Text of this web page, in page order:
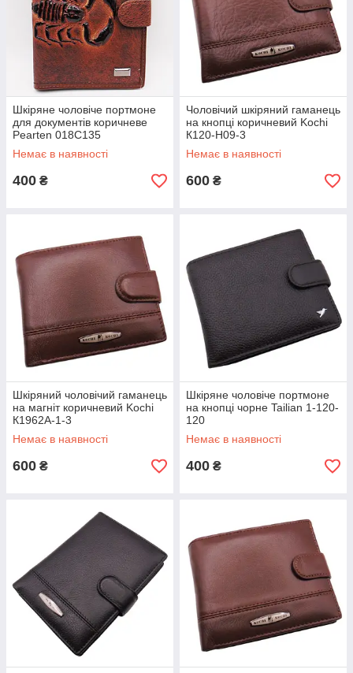
Шкіряне чоловіче портмоне
для документів коричневе
Pearten 018C135
Немає в наявності
400 ₴
Чоловічий шкіряний гаманець
на кнопці коричневий Kochi
К120-H09-3
Немає в наявності
600 ₴
Шкіряний чоловічий гаманець
на магніт коричневий Kochi
К1962А-1-3
Немає в наявності
600 ₴
Шкіряне чоловіче портмоне
на кнопці чорне Tailian 1-120-
120
Немає в наявності
400 ₴